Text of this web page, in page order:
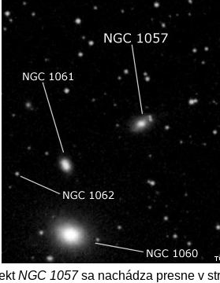
NGC 1057sa nachádza presne v